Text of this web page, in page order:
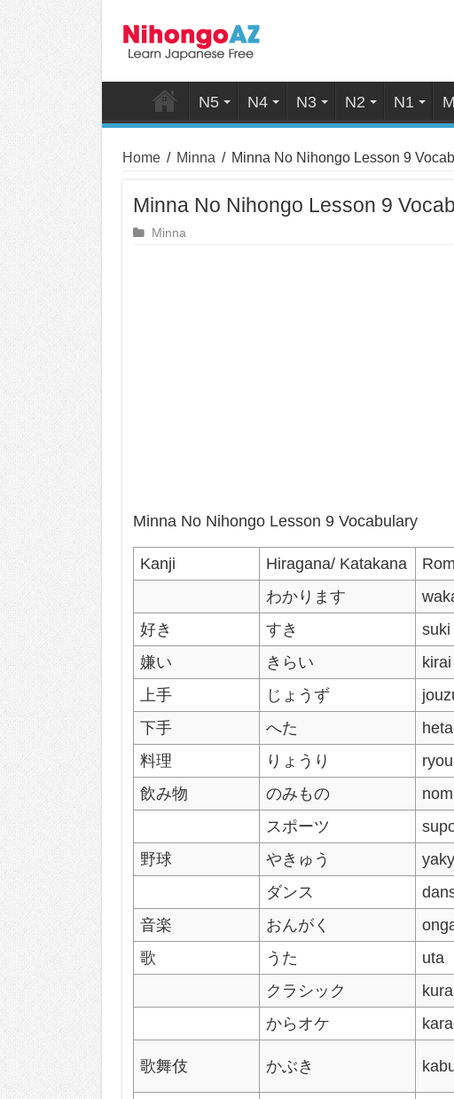
N5 N4 N3 N2 N1
Home / Minna / Minna No Nihongo Lesson 9
Minna No Nihongo Lesson 9
Minna
Minna No Nihongo Lesson 9 Vocabulary
Kanji Hiragana/ Katakana
わかります
好き
すき suki
嫌い
きらい kirai
上手
じょうず
下手
へた heta
料理
りょうり
飲み物
のみもの
スポーツ
野球
やきゅう
ダンス
音楽
おんがく
歌
うた uta
クラシック
からオケ
歌舞伎 かぶき